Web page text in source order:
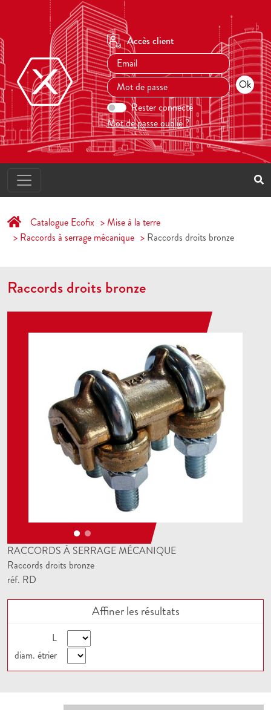
Accès client
Rester connecté
Mot de passe oublié ?
Catalogue Ecofix
Mise à la terre
Raccords à serrage mécanique
Raccords droits bronze
Raccords droits bronze
RACCORDS À SERRAGE MÉCANIQUE
Raccords droits bronze
réf. RD
Affiner les résultats
L
diam. étrier